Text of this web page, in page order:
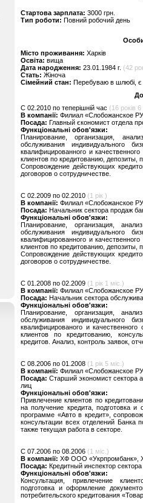
Стартова зарплата: 3000 грн.
Тип роботи: Повний робочий день
Місто проживання: Харків
Освіта: вища
Дата народження: 23.01.1984 г. (42
Стать: Жіноча
Сімейний стан: Перебуваю в шлюбі, є
C 02.2010 по теперішній час (16 років 6
В компанії: Филиал «Слобожанское
Посада: Главный єкономист отдела
Функціональні обов'язки:
Планирование, организация,
обслуживания индивидуального
квалифицированного и
клиентов по кредитованию, депозиты,
Сопровождение действующих
договоров о сотрудничестве.
C 02.2009 по 02.2010 (1 рік )
В компанії: Филиал «Слобожанское
Посада: Начальник сектора продаж
Функціональні обов'язки:
Планирование, организация,
обслуживания индивидуального
квалифицированного и
клиентов по кредитованию, депозиты,
Сопровождение действующих
договоров о сотрудничестве.
C 01.2008 по 02.2009 (1 рік 1 міс.)
В компанії: Филиал «Слобожанское
Посада: Начальник сектора
Функціональні обов'язки:
Планирование, организация,
обслуживания индивидуального
квалифицированого и
клиентов по кредитованию,
кредитов. Анализ, контроль заявок,
C 08.2006 по 01.2008 (1 рік 5 міс.)
В компанії: Филиал «Слобожанское
Посада: Старший экономист сектора
лиц
Функціональні обов'язки:
Привлечение клиентов по
на получение кредита, подготовка
программе «Авто в кредит»,
консультации всех отделений Банка
также текущая работа в секторе.
C 07.2006 по 08.2006 (1 міс.)
В компанії: ХФ ООО «Укрпромбанк»,
Посада: Кредитный инспектор
Функціональні обов'язки:
Консультация, привлечение
подготовка и оформление
потребительского кредитования